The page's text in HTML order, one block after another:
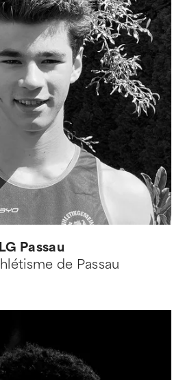
LG Passau
de Passau